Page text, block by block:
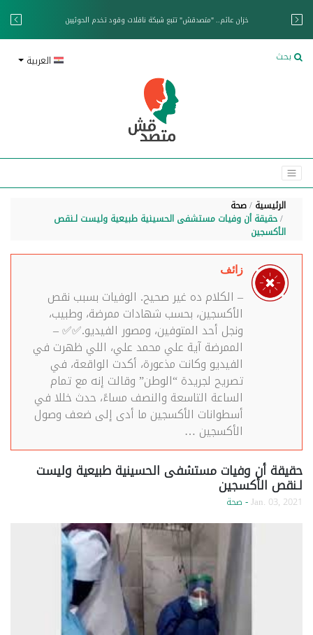
خزان عائم.. "متصدقش" تتبع شبكة ناقلات وقود تخدم الحوثيين
بحث العربية
الرئيسية صحة
حقيقة أن وفيات مستشفى الحسينية طبيعية وليست لـنقص
الأكسجين
زائف
– الكلام ده غير صحيح. الوفيات بسبب نقص
الأكسجين، بحسب شهادات ممرضة، وطبيب،
ونجل أحد المتوفين، ومصور الفيديو.✅✅ –
الممرضة آية علي محمد علي، اللي ظهرت في
الفيديو وكانت مذعورة، أكدت الواقعة، في
تصريح لجريدة “الوطن” وقالت إنه مع تمام
الساعة التاسعة والنصف مساءً، حدث خللا في
أسطوانات الأكسجين ما أدى إلى ضعف وصول
الأكسجين …
حقيقة أن وفيات مستشفى الحسينية طبيعية وليست
لـنقص الأكسجين
Jan. 03, 2021- صحة